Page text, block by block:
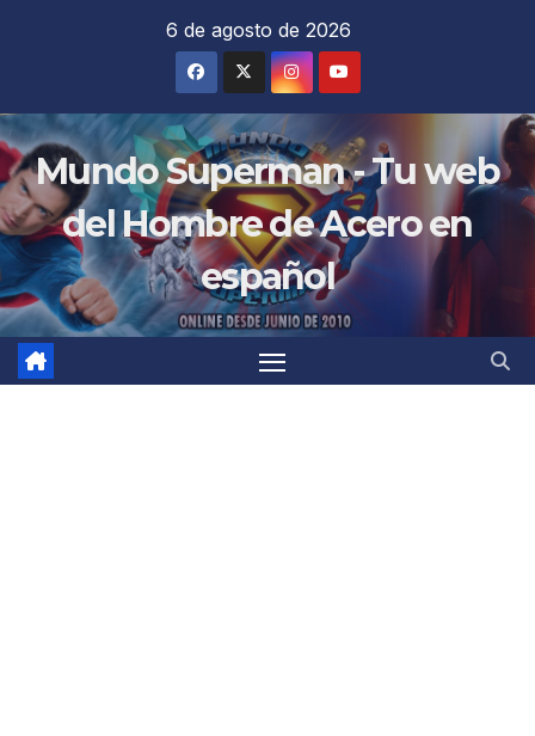
6 de agosto de 2026
Mundo Superman - Tu web
del Hombre de Acero en
español